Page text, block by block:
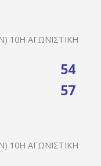
10Η ΑΓΩΝΙΣΤΙΚΉ
54
57
10Η ΑΓΩΝΙΣΤΙΚΉ